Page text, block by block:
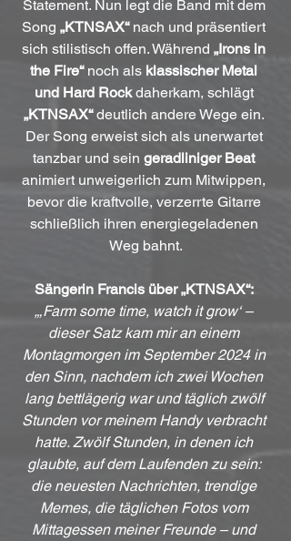
Statement. Nun legt die Band mit dem
Song „KTNSAX“ nach und präsentiert
sich stilistisch offen. Während „Irons in
the Fire“ noch als klassischer Metal
und Hard Rock daherkam, schlägt
„KTNSAX“ deutlich andere Wege ein.
Der Song erweist sich als unerwartet
tanzbar und sein geradliniger Beat
animiert unweigerlich zum Mitwippen,
bevor die kraftvolle, verzerrte Gitarre
schließlich ihren energiegeladenen
Weg bahnt.
Sängerin Francis über „KTNSAX“:
„‚Farm some time, watch it grow‘ –
dieser Satz kam mir an einem
Montagmorgen im September 2024 in
den Sinn, nachdem ich zwei Wochen
lang bettlägerig war und täglich zwölf
Stunden vor meinem Handy verbracht
hatte. Zwölf Stunden, in denen ich
glaubte, auf dem Laufenden zu sein:
die neuesten Nachrichten, trendige
Memes, die täglichen Fotos vom
Mittagessen meiner Freunde – und